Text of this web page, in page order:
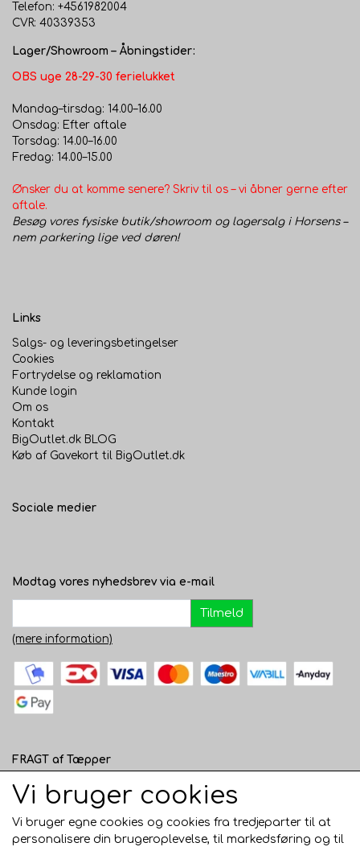
Telefon: +4561982004
CVR: 40339353
Lager/Showroom – Åbningstider:
OBS uge 28-29-30 ferielukket
Mandag–tirsdag: 14.00–16.00
Onsdag: Efter aftale
Torsdag: 14.00–16.00
Fredag: 14.00–15.00
Ønsker du at komme senere? Skriv til os – vi åbner gerne efter
aftale.
Besøg vores fysiske butik/showroom og lagersalg i Horsens –
nem parkering lige ved døren!
Links
Salgs- og leveringsbetingelser
Cookies
Fortrydelse og reklamation
Kunde login
Om os
Kontakt
BigOutlet.dk BLOG
Køb af Gavekort til BigOutlet.dk
Sociale medier
Modtag vores nyhedsbrev via e-mail
Tilmeld
(mere information)
FRAGT af Tæpper
1 - 120 cm bred - 49 kr. til pakkeshop eller 82 kr.
hjemmelevering
121 - 200 cm bred - 99 kr. hjemmelevering
Vi bruger cookies
Vi bruger egne cookies og cookies fra tredjeparter til at
personalisere din brugeroplevelse, til markedsføring og til